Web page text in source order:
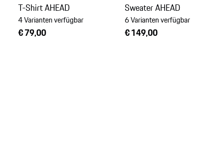
T-Shirt AHEAD
4 Varianten verfügbar
€ 79,00
Sweater AHEAD
6 Varianten verfügbar
€ 149,00